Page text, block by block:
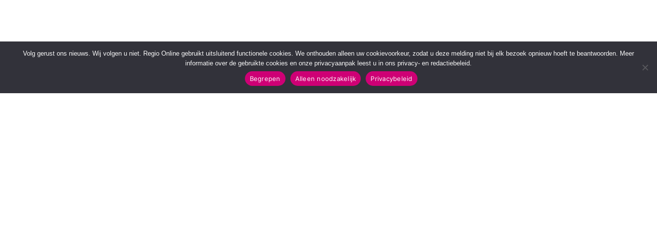
Volg gerust ons nieuws. Wij volgen u niet. Regio Online gebruikt uitsluitend functionele cookies. We onthouden alleen uw cookievoorkeur, zodat u deze melding niet bij elk bezoek opnieuw hoeft te beantwoorden. Meer
informatie over de gebruikte cookies en onze privacyaanpak leest u in ons privacy- en redactiebeleid.
Begrepen Alleen noodzakelijk Privacybeleid